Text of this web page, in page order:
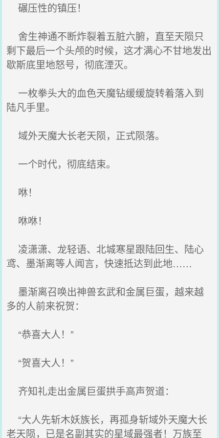
碾压性的镇压！
舍生神通不断炸裂着五脏六腑，直至天陨只
剩下最后一个头颅的时候，这才满心不甘地发出
歇斯底里地怒号，彻底湮灭。
一枚拳头大的血色天魔钻缓缓旋转着落入到
陆凡手里。
域外天魔大长老天陨，正式陨落。
一个时代，彻底结束。
咻！
咻咻！
凌潇潇、龙轻语、北城寒星跟陆回生、陆心
鸢、墨渐离等人闻言，快速抵达到此地……
墨渐离召唤出神兽玄武和金属巨蛋，越来越
多的人前来祝贺：
“恭喜大人！”
“贺喜大人！”
齐知礼走出金属巨蛋拱手高声贺道：
“大人先斩木妖族长，再孤身斩域外天魔大长
老天陨，已是名副其实的星域最强者！万族至